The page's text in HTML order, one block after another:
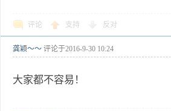
评论 支持 反对
龚颖～～ 评论于2016-9-30 10:24
大家都不容易！